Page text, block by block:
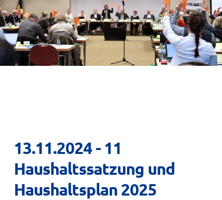
13.11.2024 - 11
Haushaltssatzung und
Haushaltsplan 2025